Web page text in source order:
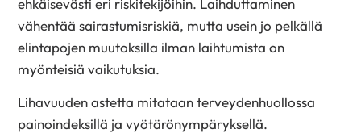
ehkäisevästi eri riskitekijöihin. Laihduttaminen
vähentää sairastumisriskiä, mutta usein jo pelkällä
elintapojen muutoksilla ilman laihtumista on
myönteisiä vaikutuksia.
Lihavuuden astetta mitataan terveydenhuollossa
painoindeksillä ja vyötärönympäryksellä.